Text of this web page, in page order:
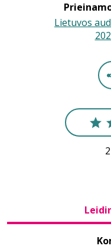
Lietuvos